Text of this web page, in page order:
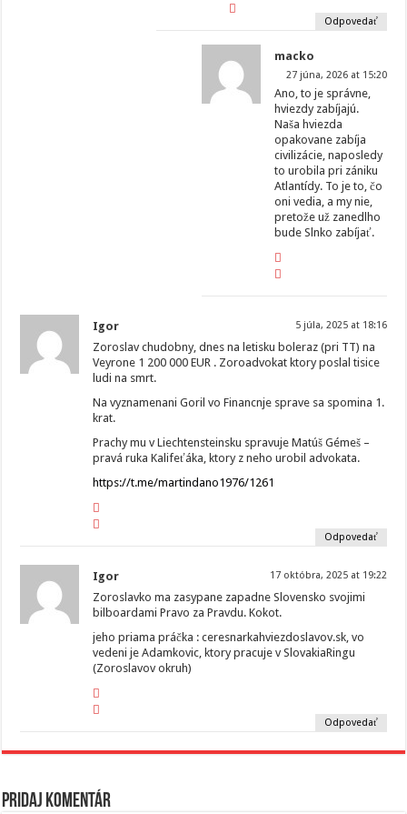
Odpovedať
macko
27 júna, 2026 at 15:20
Ano, to je správne,
hviezdy zabíjajú.
Naša hviezda
opakovane zabíja
civilizácie, naposledy
to urobila pri zániku
Atlantídy. To je to, čo
oni vedia, a my nie,
pretože už zanedlho
bude Slnko zabíjať.
Igor 5 júla, 2025 at 18:16
Zoroslav chudobny, dnes na letisku boleraz (pri TT) na
Veyrone 1 200 000 EUR . Zoroadvokat ktory poslal tisice
ludi na smrt.
Na vyznamenani Goril vo Financnje sprave sa spomina 1.
krat.
Prachy mu v Liechtensteinsku spravuje Matúš Gémeš –
pravá ruka Kalifeťáka, ktory z neho urobil advokata.
https://t.me/martindano1976/1261
Odpovedať
Igor 17 októbra, 2025 at 19:22
Zoroslavko ma zasypane zapadne Slovensko svojimi
bilboardami Pravo za Pravdu. Kokot.
jeho priama práčka : ceresnarkahviezdoslavov.sk, vo
vedeni je Adamkovic, ktory pracuje v SlovakiaRingu
(Zoroslavov okruh)
Odpovedať
Pridaj komentár